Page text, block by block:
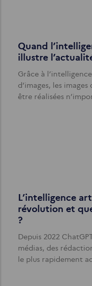
Quand
illustre
Grâce à
d’images, les
être réalisées
L’intelligence
révolution et
?
Depuis 2022
médias, des
le plus rapidement